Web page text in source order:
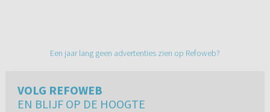
Een jaar lang geen advertenties zien op Refoweb?
VOLG REFOWEB
EN BLIJF OP DE HOOGTE